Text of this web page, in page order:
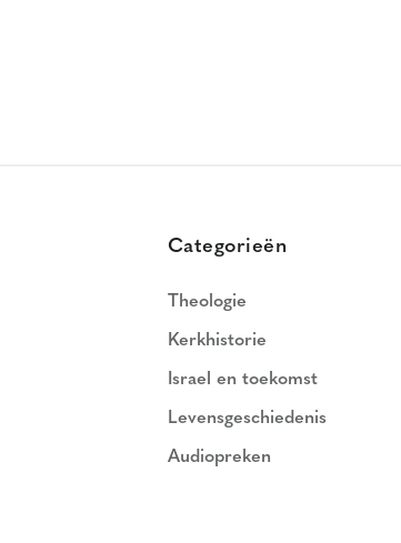
Categorieën
Theologie
Kerkhistorie
Israel en toekomst
Levensgeschiedenis
Audiopreken